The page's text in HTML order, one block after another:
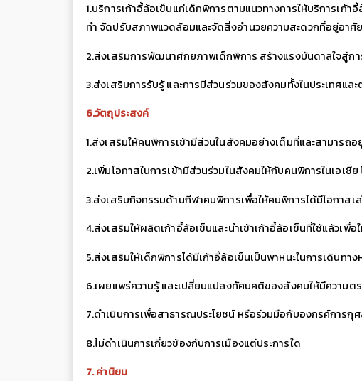
1.บริการเก้าอี้ล้อเข็นแก่เด็กพิการตามแนวทางการให้บริการเ
ทำ จัดปรับสภาพแวดล้อมและจัดสิ่งอำนวยความสะดวกที่อยู่อาศั
2.ส่งเสริมการพัฒนาศักยภาพเด็กพิการ สร้างแรงบันดาลใจสู่
3.ส่งเสริมการรับรู้ และการมีส่วนร่วมของสังคมทั้งในประเทศแ
6.วัตถุประสงค์
1.ส่งเสริมให้คนพิการเข้ามีส่วนในสังคมอย่างเต็มที่และสามาร
2.เพิ่มโอกาสในการเข้ามีส่วนร่วมในสังคมให้กับคนพิการในเอเ
3.ส่งเสริมกิจกรรมด้านกีฬาคนพิการเพื่อให้คนพิการได้มีโอกาส
4.ส่งเสริมให้ผลิตเก้าอี้ล้อเข็นและนำเข้าเก้าอี้ล้อเข็นที่ใช้แล้วเพื่อ
5.ส่งเสริมให้เด็กพิการได้มีเก้าอี้ล้อเข็นเป็นพาหนะในการเดินท
6.เผยแพร่ความรู้ และเปลี่ยนแปลงทัศนคติของสังคมให้มีความ
7.ดำเนินการเพื่อสาธารณประโยชน์ หรือร่วมมือกับองกรค์การกุ
8.ไม่ดำเนินการเกี่ยวข้องกับการเมืองแต่ประการใด
7. ค่านิยม